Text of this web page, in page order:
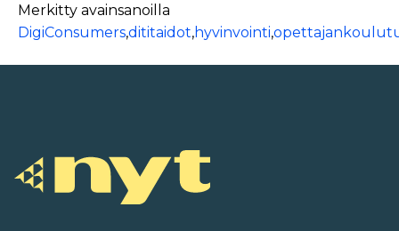
Merkitty avainsanoilla
DigiConsumers,dititaidot,hyvinvointi,